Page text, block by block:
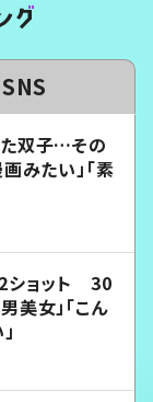
SNS
双子…その
みたい」「素
ショット 30
美女」「こん